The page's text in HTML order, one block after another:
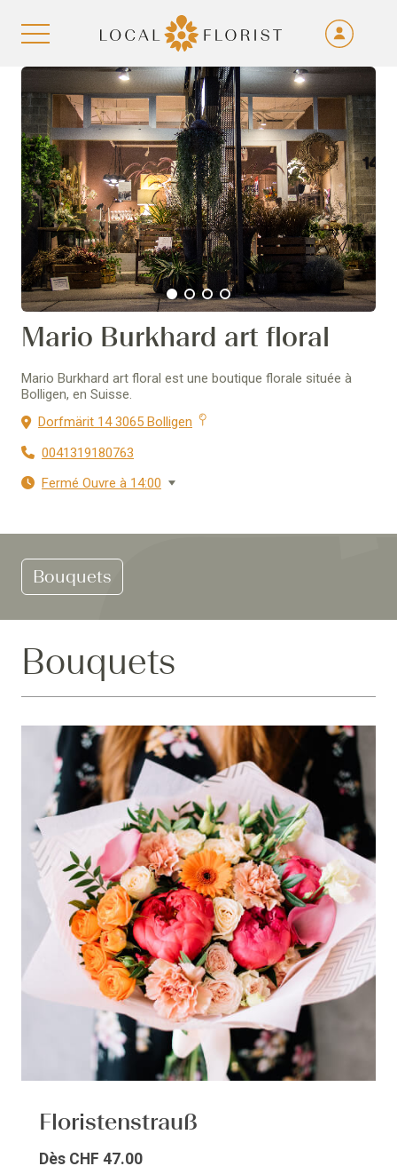
Aller au contenu
1 2 3 4
Mario Burkhard art floral
Mario Burkhard art floral est une boutique florale située à
Bolligen, en Suisse.
Dorfmärit 14 3065 Bolligen
0041319180763
Fermé Ouvre à 14:00
Bouquets
Bouquets
Floristenstrauß
Dès CHF 47.00